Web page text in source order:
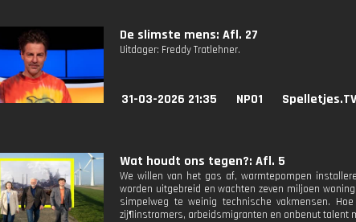
De slimste mens: Afl. 27
Uitdager: Freddy Tratlehner.
31-03-2026 21:35 NPO1 Spelletjes.TV
Wat houdt ons tegen?: Afl. 5
We willen van het gas af, warmtepompen
worden uitgebreid en wachten zeven miljoen
simpelweg te weinig technische vakmensen.
zij¶instromers, arbeidsmigranten en onbenut talent